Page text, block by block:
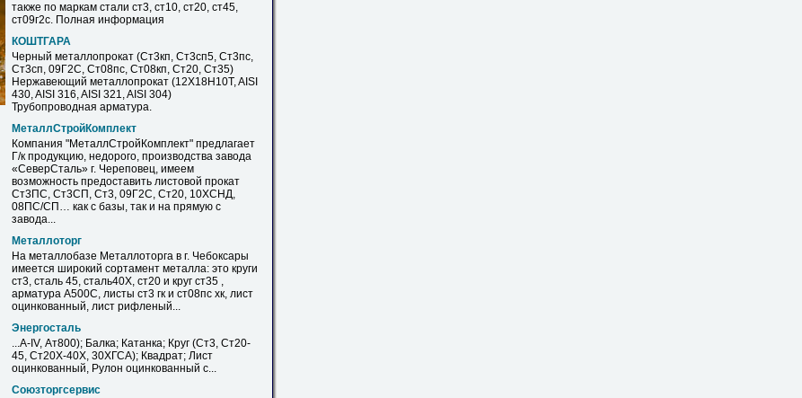
также по маркам стали ст3, ст10, ст20, ст45,
ст09г2с. Полная информация
КОШТГАРА
Черный металлопрокат (Ст3кп, Ст3сп5, Ст3пс,
Ст3сп, 09Г2С, Ст08пс, Ст08кп, Ст20, Ст35)
Нержавеющий металлопрокат (12X18H10T, AISI
430, AISI 316, AISI 321, AISI 304)
Трубопроводная арматура.
МеталлСтройКомплект
Компания "МеталлСтройКомплект" предлагает
Г/к продукцию, недорого, производства завода
«СеверСталь» г. Череповец, имеем
возможность предоставить листовой прокат
Ст3ПС, Ст3СП, Ст3, 09Г2С, Ст20, 10ХСНД,
08ПС/СП… как с базы, так и на прямую с
завода...
Металлоторг
На металлобазе Металлоторга в г. Чебоксары
имеется широкий сортамент металла: это круги
ст3, сталь 45, сталь40Х, ст20 и круг ст35 ,
арматура А500С, листы ст3 гк и ст08пс хк, лист
оцинкованный, лист рифленый...
Энергосталь
...А-IV, Ат800); Балка; Катанка; Круг (Ст3, Ст20-
45, Ст20Х-40Х, 30ХГСА); Квадрат; Лист
оцинкованный, Рулон оцинкованный с...
Союзторгсервис